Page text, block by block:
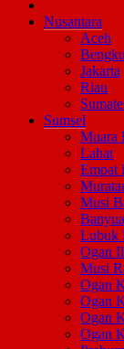
Nusantara
Aceh
Jakarta
Riau
Sumsel
Muara
Lahat
Empat
Musi
Lubuk
Ogan
Musi
Ogan
Ogan
Ogan
Ogan